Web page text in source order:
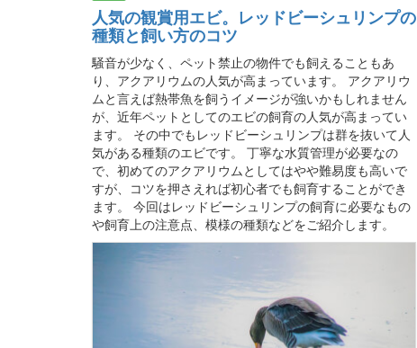
人気の観賞用エビ。レッドビーシュリンプの
種類と飼い方のコツ
騒音が少なく、ペット禁止の物件でも飼えることもあ
り、アクアリウムの人気が高まっています。 アクアリウ
ムと言えば熱帯魚を飼うイメージが強いかもしれません
が、近年ペットとしてのエビの飼育の人気が高まってい
ます。 その中でもレッドビーシュリンプは群を抜いて人
気がある種類のエビです。 丁寧な水質管理が必要なの
で、初めてのアクアリウムとしてはやや難易度も高いで
すが、コツを押さえれば初心者でも飼育することができ
ます。 今回はレッドビーシュリンプの飼育に必要なもの
や飼育上の注意点、模様の種類などをご紹介します。